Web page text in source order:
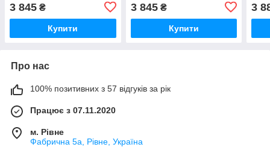
дівчинки, вігвам для дітей,
дитяча палатка
3 845 ₴
Купити
дівчинки, вігвам для дітей,
дитяча палатка
3 845₴
Купити
3
Про нас
100% позитивних з 57 відгуків за рік
Працює з 07.11.2020
м. Рівне
Фабрична 5а, Рівне, Україна